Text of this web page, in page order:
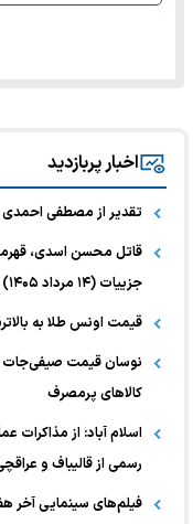
اخبار پربازدید
تقدیر از مصطفی احمدی
قاتل محسن اسدی،
جزییات (۱۴ مرداد ۱۴۰۵)
قیمت اونس طلا به بالاترین حد
نوسان قیمت صیفی‌جات
کالا‌های پرمصرف
اسلام آباد: از مذاکرات
رسمی از قالیباف و